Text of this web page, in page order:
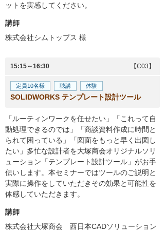
ットを実感してください。
講師
株式会社シムトップス 様
15:15～16:30 【C03】
定員10名様 聴講 体験
SOLIDWORKS テンプレート設計ツール
「ルーティンワークを任せたい」「これって自
動処理できるのでは」「商談資料作成に時間と
られて困っている」「図面をもっと早く出図し
たい」多忙な設計者を大塚商会オリジナルソリ
ューション「テンプレート設計ツール」がお手
伝いします。本セミナーではツールのご説明と
実際に操作をしていただきその効果と可能性を
体感していただきます。
講師
株式会社大塚商会 西日本CADソリューション